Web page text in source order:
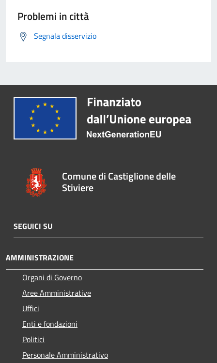
Problemi in città
Segnala disservizio
Comune di Castiglione delle
Stiviere
SEGUICI SU
AMMINISTRAZIONE
Organi di Governo
Aree Amministrative
Uffici
Enti e fondazioni
Politici
Personale Amministrativo